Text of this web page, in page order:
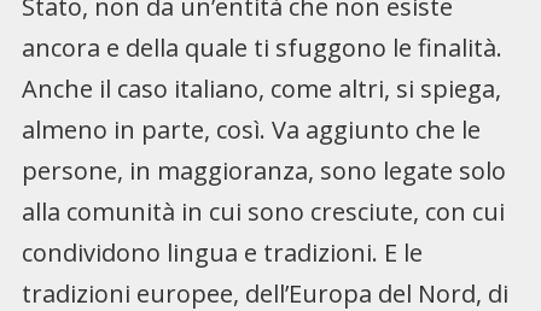
ancora e della quale ti sfuggono le finalità.
Anche il caso italiano, come altri, si spiega,
almeno in parte, così. Va aggiunto che le
persone, in maggioranza, sono legate solo
alla comunità in cui sono cresciute, con cui
condividono lingua e tradizioni. E le
tradizioni europee, dell’Europa del Nord, di